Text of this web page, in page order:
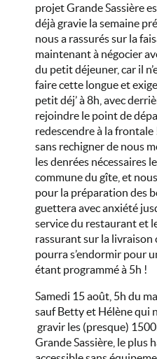
projet Grande Sassière
déjà gravie la semaine
nous a rassurés sur la
maintenant à négocier
du petit déjeuner, car il
faire cette longue et
petit déj’ à 8h, avec
rejoindre le point de
redescendre à la
sans rechigner de nous
les denrées nécessaires
commune du gîte, et
pour la préparation des
guettera avec anxiété
service du restaurant et
rassurant sur la livraison
pourra s’endormir pour
étant programmé à 5h !
Samedi 15 août, 5h du
sauf Betty et Hélène qui
gravir les (presque)
Grande Sassière, le plus